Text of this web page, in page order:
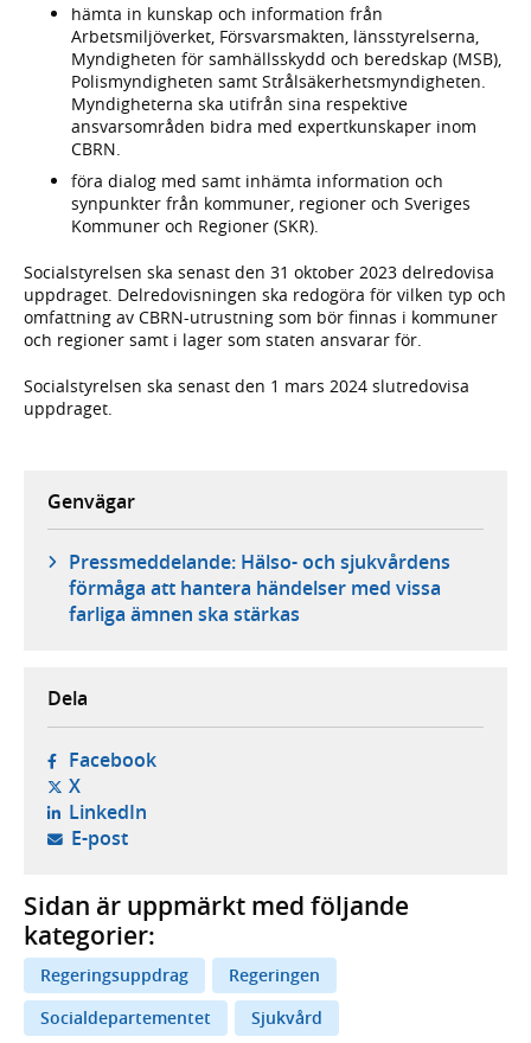
hämta in kunskap och information från
Arbetsmiljöverket, Försvarsmakten, länsstyrelserna,
Myndigheten för samhällsskydd och beredskap (MSB),
Polismyndigheten samt Strålsäkerhetsmyndigheten.
Myndigheterna ska utifrån sina respektive
ansvarsområden bidra med expertkunskaper inom
CBRN.
föra dialog med samt inhämta information och
synpunkter från kommuner, regioner och Sveriges
Kommuner och Regioner (SKR).
Socialstyrelsen ska senast den 31 oktober 2023 delredovisa
uppdraget. Delredovisningen ska redogöra för vilken typ och
omfattning av CBRN-utrustning som bör finnas i kommuner
och regioner samt i lager som staten ansvarar för.
Socialstyrelsen ska senast den 1 mars 2024 slutredovisa
uppdraget.
Genvägar
Pressmeddelande: Hälso- och sjukvårdens
förmåga att hantera händelser med vissa
farliga ämnen ska stärkas
Dela
Facebook- öppnas i ny flik, extern webbplats,
X- öppnas i ny flik, extern webbplats,
LinkedIn- öppnas i ny flik, extern webbplats,
E-post- öppnar din e-postklient,
Sidan är uppmärkt med följande
kategorier:
Regeringsuppdrag
Regeringen
Socialdepartementet
Sjukvård